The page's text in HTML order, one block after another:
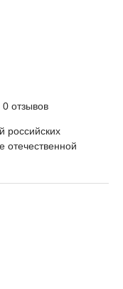
0 отзывов
российских
отечественной